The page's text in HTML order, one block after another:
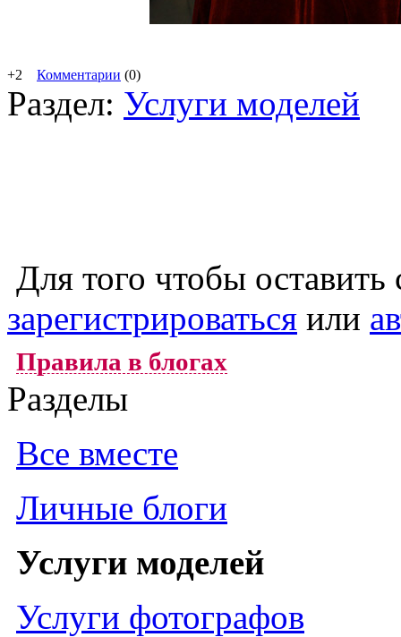
+2 Комментарии (0)
Раздел: Услуги моделей
Для того чтобы
зарегистрироваться или
Правила в блогах
Разделы
Все вместе
Личные блоги
Услуги моделей
Услуги фотографов